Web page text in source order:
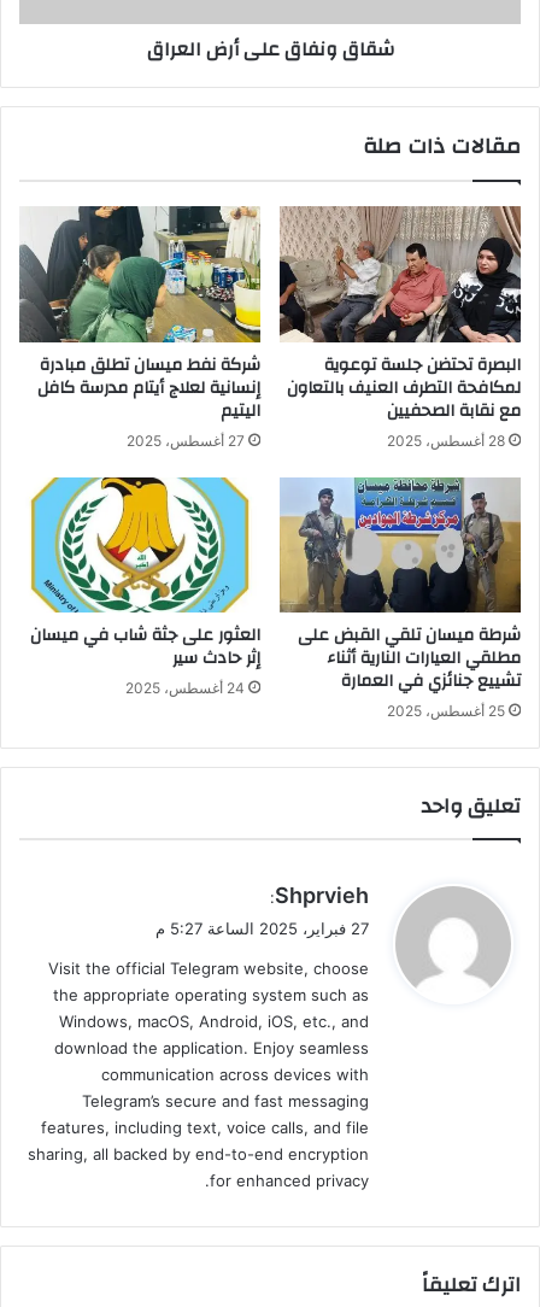
شقاق ونفاق على أرض العراق
مقالات ذات صلة
البصرة تحتضن جلسة توعوية
لمكافحة التطرف العنيف بالتعاون
مع نقابة الصحفيين
28 أغسطس، 2025
شركة نفط ميسان تطلق مبادرة
إنسانية لعلاج أيتام مدرسة كافل
اليتيم
27 أغسطس، 2025
شرطة ميسان تلقي القبض على
مطلقي العيارات النارية أثناء
تشييع جنائزي في العمارة
25 أغسطس، 2025
العثور على جثة شاب في ميسان
إثر حادث سير
24 أغسطس، 2025
تعليق واحد
ي
ق
ل
Shprvieh
:
27 فبراير، 2025 الساعة 5:27 م
Visit the official Telegram website, choose
the appropriate operating system such as
Windows, macOS, Android, iOS, etc., and
download the application. Enjoy seamless
communication across devices with
Telegram’s secure and fast messaging
features, including text, voice calls, and file
sharing, all backed by end-to-end encryption
for enhanced privacy.
اترك تعليقاً